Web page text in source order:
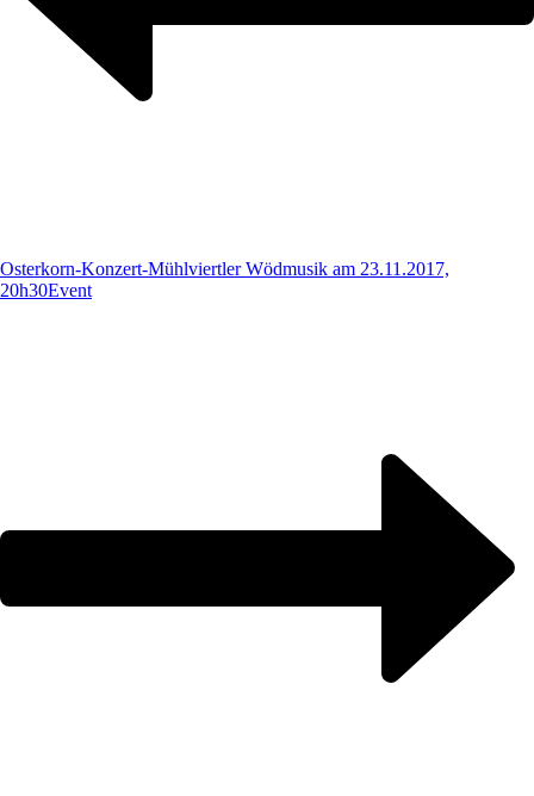
Osterkorn-Konzert-Mühlviertler Wödmusik am 23.11.2017,
20h30Event